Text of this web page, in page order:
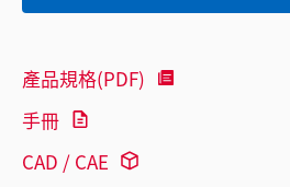
產品規格(PDF)
手冊
CAD / CAE